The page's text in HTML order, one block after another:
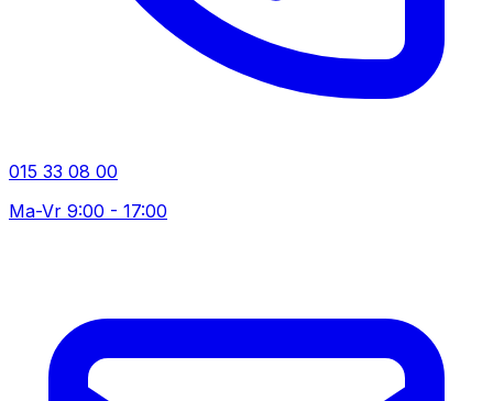
015 33 08 00
Ma-Vr 9:00 - 17:00